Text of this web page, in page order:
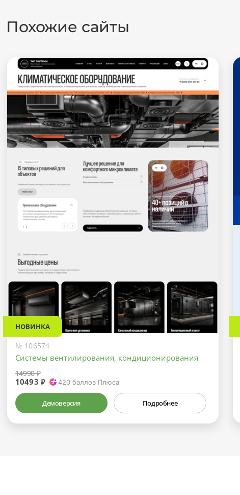
Похожие сайты
НОВИНКА
№ 106574
Системы вентилирования, кондиционирования
14990 ₽
10493 ₽ 420 баллов Плюса
Демоверсия Подробнее